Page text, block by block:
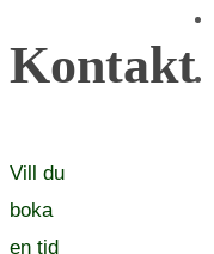
Kontakt
Vill du
boka
en tid